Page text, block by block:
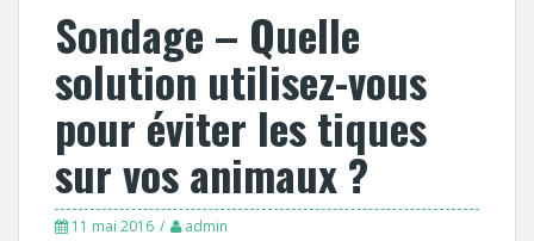
Sondage – Quelle
solution utilisez-vous
pour éviter les tiques
sur vos animaux ?
11 mai 2016 admin